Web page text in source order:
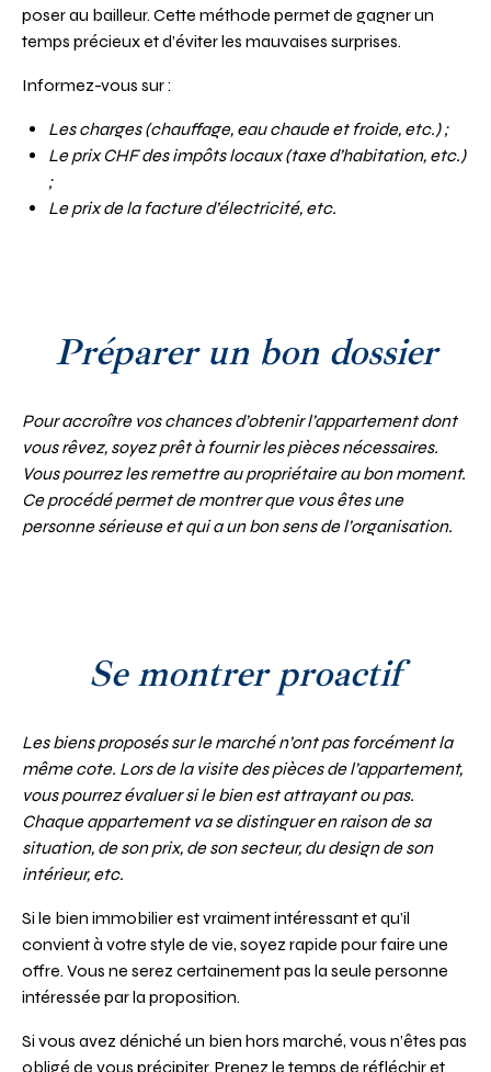
poser au bailleur. Cette méthode permet de gagner un
temps précieux et d’éviter les mauvaises surprises.
Informez-vous sur :
Les charges (chauffage, eau chaude et froide, etc.) ;
Le prix CHF des impôts locaux (taxe d’habitation, etc.)
;
Le prix de la facture d’électricité, etc.
Préparer un bon dossier
Pour accroître vos chances d’obtenir l’appartement dont
vous rêvez, soyez prêt à fournir les pièces nécessaires.
Vous pourrez les remettre au propriétaire au bon moment.
Ce procédé permet de montrer que vous êtes une
personne sérieuse et qui a un bon sens de l’organisation.
Se montrer proactif
Les biens proposés sur le marché n’ont pas forcément la
même cote. Lors de la visite des pièces de l’appartement,
vous pourrez évaluer si le bien est attrayant ou pas.
Chaque appartement va se distinguer en raison de sa
situation, de son prix, de son secteur, du design de son
intérieur, etc.
Si le bien immobilier est vraiment intéressant et qu’il
convient à votre style de vie, soyez rapide pour faire une
offre. Vous ne serez certainement pas la seule personne
intéressée par la proposition.
Si vous avez déniché un bien hors marché, vous n’êtes pas
obligé de vous précipiter. Prenez le temps de réfléchir et